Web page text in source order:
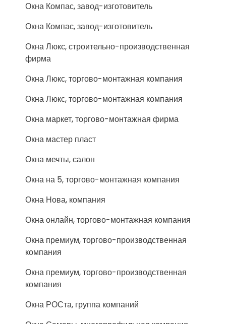
Окна Компас, завод-изготовитель
Окна Компас, завод-изготовитель
Окна Люкс, строительно-производственная
фирма
Окна Люкс, торгово-монтажная компания
Окна Люкс, торгово-монтажная компания
Окна маркет, торгово-монтажная фирма
Окна мастер пласт
Окна мечты, салон
Окна на 5, торгово-монтажная компания
Окна Нова, компания
Окна онлайн, торгово-монтажная компания
Окна премиум, торгово-производственная
компания
Окна премиум, торгово-производственная
компания
Окна РОСта, группа компаний